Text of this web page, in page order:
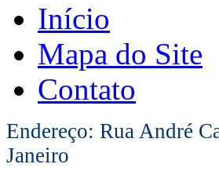
Início
Mapa do Site
Contato
Endereço: Rua André
Janeiro